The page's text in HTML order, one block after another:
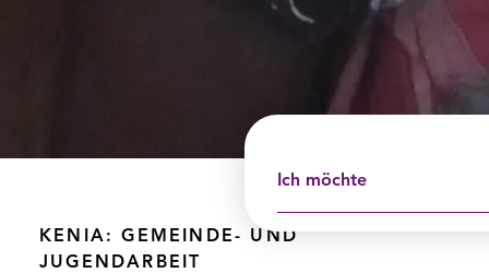
Ich möchte
KENIA: GEMEINDE- UND
JUGENDARBEIT